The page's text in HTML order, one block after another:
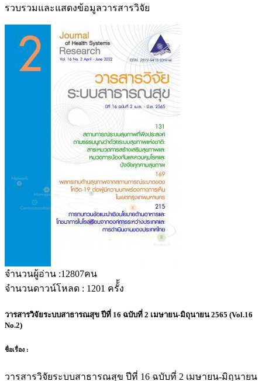
รวบรวมและแสดงข้อมูลวารสารวิจัย
จำนวนผู้อ่าน :12807คน
จำนวนดาวน์โหลด : 1201 ครั้้ง
วารสารวิจัยระบบสาธารณสุข ปีที่ 16 ฉบับที่ 2 เมษายน-มิถุนายน 2565 (Vol.16
No.2)
ชื่อเรื่อง :
วารสารวิจัยระบบสาธารณสุข ปีที่ 16 ฉบับที่ 2 เมษายน-มิถุนายน